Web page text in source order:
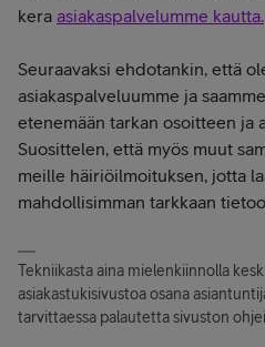
kera asiakaspalvelumme kautta.
Seuraavaksi ehdotankin, että
asiakaspalveluumme ja
etenemään tarkan osoitteen ja
Suosittelen, että myös muut
meille häiriöilmoituksen, jotta
mahdollisimman tarkkaan
Tekniikasta aina mielenkiinnolla
asiakastukisivustoa osana
tarvittaessa palautetta sivuston